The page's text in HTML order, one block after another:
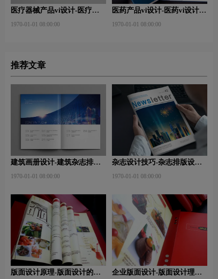
医疗器械产品vi设计-医疗器
1970-01-01 08:00:00
医药产品vi设计-医药vi设计内
1970-01-01 08:00:00
推荐文章
建筑画册设计-建筑杂志排版
用？
1970-01-01 08:00:00
杂志设计技巧-杂志排版设计
1970-01-01 08:00:00
版面设计原理-版面设计的原
企业版面设计-版面设计理